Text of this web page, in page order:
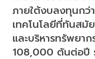
ภายใต้งบลงทุนกว่
เทคโนโลยีที่ทันสมั
และบริหารทรัพยา
108,000 ตันต่อปี